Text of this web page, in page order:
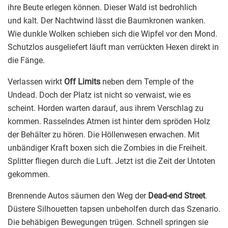
ihre Beute erlegen können. Dieser Wald ist bedrohlich
und kalt. Der Nachtwind lässt die Baumkronen wanken.
Wie dunkle Wolken schieben sich die Wipfel vor den Mond.
Schutzlos ausgeliefert läuft man verrückten Hexen direkt in
die Fänge.
Verlassen wirkt Off Limits neben dem Temple of the
Undead. Doch der Platz ist nicht so verwaist, wie es
scheint. Horden warten darauf, aus ihrem Verschlag zu
kommen. Rasselndes Atmen ist hinter dem spröden Holz
der Behälter zu hören. Die Höllenwesen erwachen. Mit
unbändiger Kraft boxen sich die Zombies in die Freiheit.
Splitter fliegen durch die Luft. Jetzt ist die Zeit der Untoten
gekommen.
Brennende Autos säumen den Weg der Dead-end Street.
Düstere Silhouetten tapsen unbeholfen durch das Szenario.
Die behäbigen Bewegungen trügen. Schnell springen sie